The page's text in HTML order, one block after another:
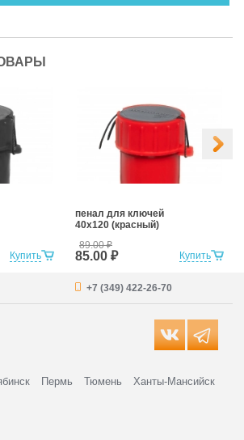
Купить
Купить
пенал для ключей
40х120 (красный)
85.00 ₽
89.00₽
+7 (349) 422-26-70
Пермь Тюмень Ханты-Мансийск